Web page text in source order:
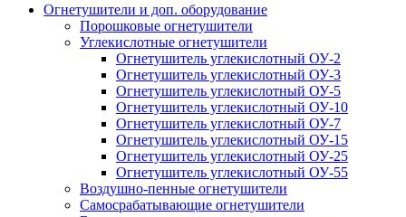
Огнетушители и доп. оборудование
Порошковые огнетушители
Углекислотные огнетушители
Огнетушитель углекислотный ОУ-2
Огнетушитель углекислотный ОУ-3
Огнетушитель углекислотный ОУ-5
Огнетушитель углекислотный ОУ-10
Огнетушитель углекислотный ОУ-7
Огнетушитель углекислотный ОУ-15
Огнетушитель углекислотный ОУ-25
Огнетушитель углекислотный ОУ-55
Воздушно-пенные огнетушители
Самосрабатывающие огнетушители